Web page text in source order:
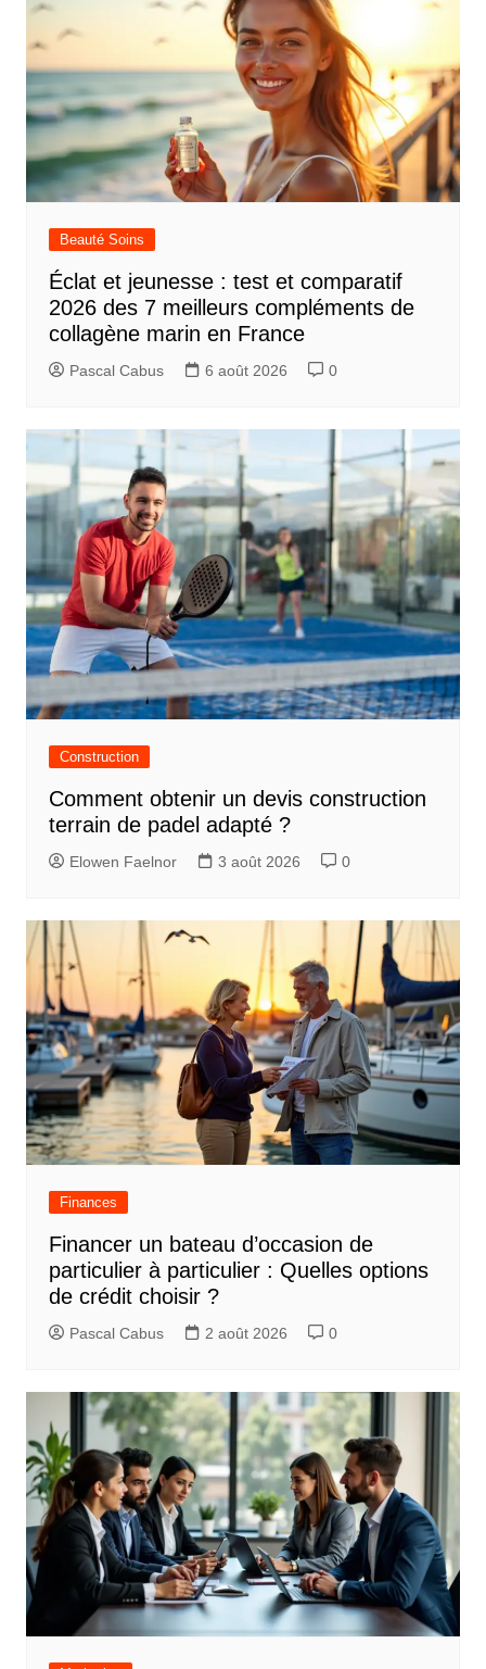
Beauté Soins
Éclat et jeunesse : test et comparatif
2026 des 7 meilleurs compléments de
collagène marin en France
Pascal Cabus 6 août 2026 0
Construction
Comment obtenir un devis construction
terrain de padel adapté ?
Elowen Faelnor 3 août 2026 0
Finances
Financer un bateau d’occasion de
particulier à particulier : Quelles options
de crédit choisir ?
Pascal Cabus 2 août 2026 0